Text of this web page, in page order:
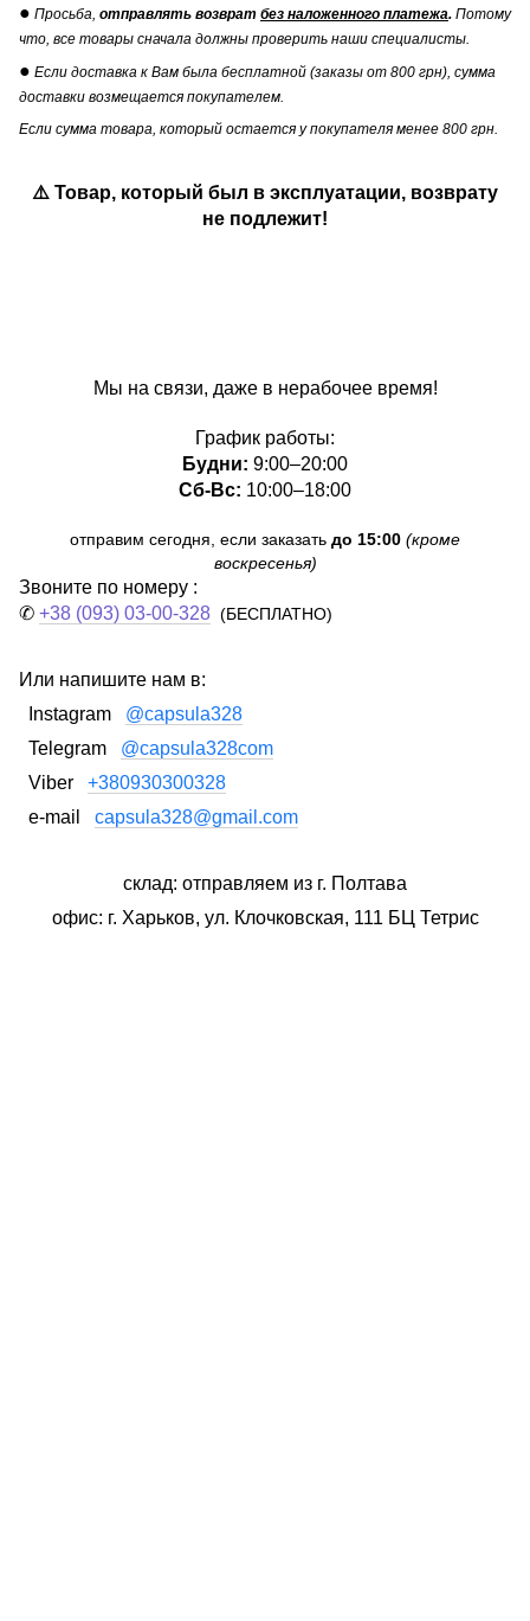
● Просьба, отправлять возврат без наложенного платежа. Потому
что, все товары сначала должны проверить наши специалисты.
● Если доставка к Вам была бесплатной (заказы от 800 грн), сумма
доставки возмещается покупателем.
Если сумма товара, который остается у покупателя менее 800 грн.
⚠️ Товар, который был в эксплуатации, возврату
не подлежит!
Мы на связи, даже в нерабочее время!
График работы:
Будни: 9:00–20:00
Сб-Вс: 10:00–18:00
отправим сегодня, если заказать до 15:00 (кроме
воскресенья)
Звоните по номеру :
✆ +38 (093) 03-00-328 (БЕСПЛАТНО)
Или напишите нам в:
Instagram @capsula328
Telegram @capsula328com
Viber +380930300328
e-mail capsula328@gmail.com
склад: отправляем из г. Полтава
офис: г. Харьков, ул. Клочковская, 111 БЦ Тетрис